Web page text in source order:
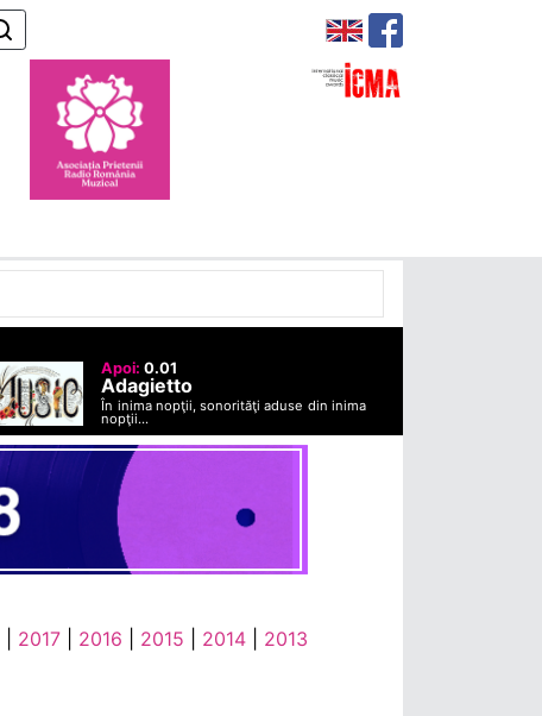
Apoi:0.01
Adagietto
În inima nopţii, sonorităţi aduse din inima
nopţii...
2017 2016 2015 2014
2013